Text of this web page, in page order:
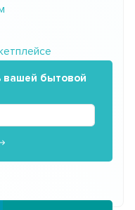
вашей бытовой